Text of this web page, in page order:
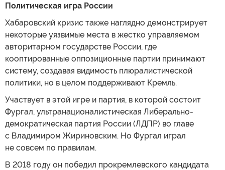
Политическая игра России
Хабаровский кризис также наглядно демонстрирует
некоторые уязвимые места в жестко управляемом
авторитарном государстве России, где
кооптированные оппозиционные партии принимают
систему, создавая видимость плюралистической
политики, но в целом поддерживают Кремль.
Участвует в этой игре и партия, в которой состоит
Фургал, ультранационалистическая Либерально-
демократическая партия России (ЛДПР) во главе
с Владимиром Жириновским. Но Фургал играл
не совсем по правилам.
В 2018 году он победил прокремлевского кандидата